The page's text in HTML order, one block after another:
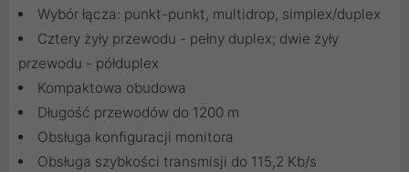
Wybór łącza: punkt-punkt, multidrop, simplex/duplex
Cztery żyły przewodu - pełny duplex; dwie żyły
przewodu - półduplex
Kompaktowa obudowa
Długość przewodów do 1200 m
Obsługa konfiguracji monitora
Obsługa szybkości transmisji do 115,2 Kb/s